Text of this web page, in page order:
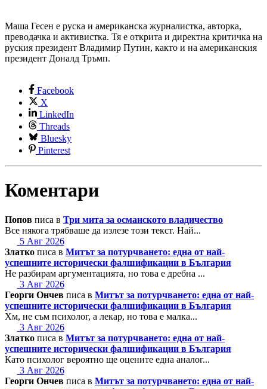
Маша Гесен е руска и американска журналистка, авторка,
преводачка и активистка. Тя е открита и директна критичка на
руския президент Владимир Путин, както и на американския
президент Доналд Тръмп.
Facebook
X
LinkedIn
Threads
Bluesky
Pinterest
Коментари
Попов писа в Три мита за османското владичество
Все някога трябваше да излезе този текст. Най...
5 Авг 2026
Златко писа в Митът за потурчването: една от най-
успешните исторически фалшификации в България
Не разбирам аргументацията, но това е дребна ...
3 Авг 2026
Георги Ончев писа в Митът за потурчването: една от най-
успешните исторически фалшификации в България
Хм, не съм психолог, а лекар, но това е малка...
3 Авг 2026
Златко писа в Митът за потурчването: една от най-
успешните исторически фалшификации в България
Като психолог вероятно ще оцените една аналог...
3 Авг 2026
Георги Ончев писа в Митът за потурчването: една от най-